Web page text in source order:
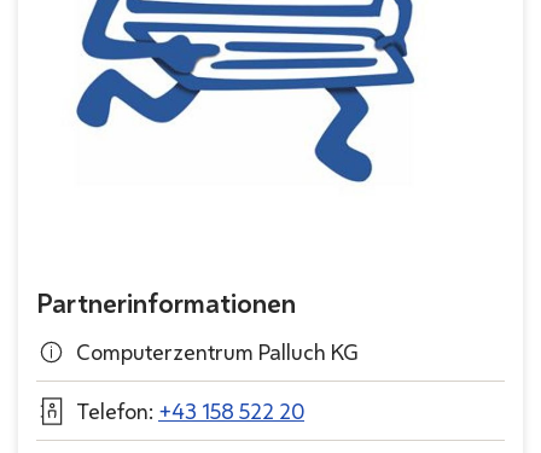
Partnerinformationen
Computerzentrum Palluch KG
Telefon: +43 158 522 20